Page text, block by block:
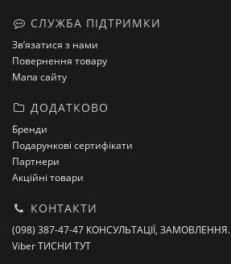
СЛУЖБА ПІДТРИМКИ
Зв’язатися з нами
Повернення товару
Мапа сайту
ДОДАТКОВО
Бренди
Подарункові сертифікати
Партнери
Акційні товари
КОНТАКТИ
(098) 387-47-47 КОНСУЛЬТАЦІЇ, ЗАМОВЛЕННЯ.
Viber ТИСНИ ТУТ